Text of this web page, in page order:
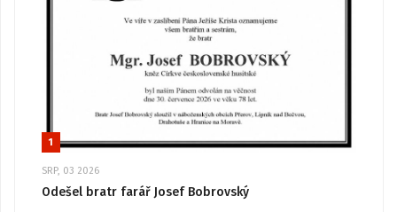
1
SRP, 03 2026
Odešel bratr farář Josef Bobrovský